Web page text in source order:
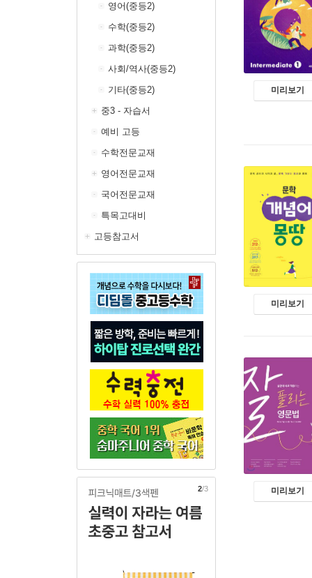
영어(중등2)
수학(중등2)
과학(중등2)
사회/역사(중등2)
기타(중등2)
중3 - 자습서
예비 고등
수학전문교재
영어전문교재
국어전문교재
특목고대비
고등참고서
3/3
미리보기
미리보기
미리보기